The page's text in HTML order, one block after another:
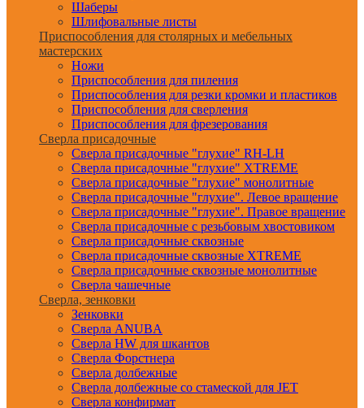
Шаберы
Шлифовальные листы
Приспособления для столярных и мебельных
мастерских
Ножи
Приспособления для пиления
Приспособления для резки кромки и пластиков
Приспособления для сверления
Приспособления для фрезерования
Сверла присадочные
Сверла присадочные "глухие" RH-LH
Сверла присадочные "глухие" XTREME
Сверла присадочные "глухие" монолитные
Сверла присадочные "глухие". Левое вращение
Сверла присадочные "глухие". Правое вращение
Сверла присадочные с резьбовым хвостовиком
Сверла присадочные сквозные
Сверла присадочные сквозные XTREME
Сверла присадочные сквозные монолитные
Сверла чашечные
Сверла, зенковки
Зенковки
Сверла ANUBA
Сверла HW для шкантов
Сверла Форстнера
Сверла долбежные
Сверла долбежные со стамеской для JET
Сверла конфирмат